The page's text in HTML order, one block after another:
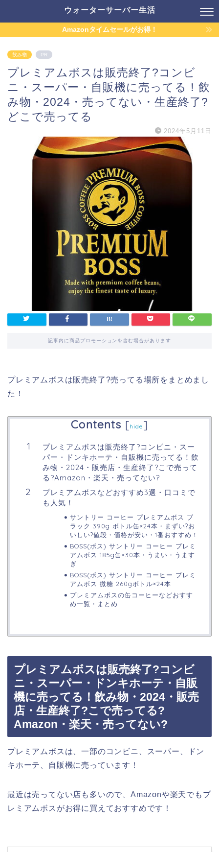
ウォーターサーバー生活
Amazonタイムセールがお得！
飲み物 PR
プレミアムボスは販売終了?コンビ
ニ・スーパー・自販機に売ってる！飲
み物・2024・売ってない・生産終了?
どこで売ってる
2024年5月11日
記事内に商品プロモーションを含む場合があります
プレミアムボスは販売終了?売ってる場所をまとめまし
た！
Contents [hide ]
プレミアムボスは販売終了?コンビニ・スー
パー・ドンキホーテ・自販機に売ってる！飲
み物・2024・販売店・生産終了?こで売って
る?Amazon・楽天・売ってない?
プレミアムボスなどおすすめ3選・口コミで
も人気！
サントリー コーヒー プレミアムボス ブ
ラック 390g ボトル缶×24本・まずい?お
いしい?値段・価格が安い・1番おすすめ！
BOSS(ボス) サントリー コーヒー プレミ
アムボス 185g缶×30本・うまい・うます
ぎ
BOSS(ボス) サントリー コーヒー プレミ
アムボス 微糖 260gボトル×24本
プレミアムボスの缶コーヒーなどおすす
め一覧・まとめ
プレミアムボスは販売終了?コンビ
ニ・スーパー・ドンキホーテ・自販
機に売ってる！飲み物・2024・販売
店・生産終了?こで売ってる?
Amazon・楽天・売ってない?
プレミアムボスは、一部のコンビニ、スーパー、ドン
キホーテ、自販機に売っています！
最近は売ってない店も多いので、Amazonや楽天でもプ
レミアムボスがお得に買えておすすめです！